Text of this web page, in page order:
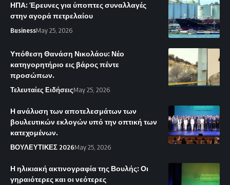
ΗΠΑ: Έρευνες για ύποπτες συναλλαγές
στην αγορά πετρελαίου
BusinessMay 25, 2026
Υπόθεση Θανάση Νικολάου: Νέο
κατηγορητήριο εις βάρος πέντε
προσώπων.
Τελευταίες ΕιδήσειςMay 25, 2026
Η ανάλυση των αποτελεσμάτων των
βουλευτικών εκλογών υπό την οπτική των
κατεχομένων.
ΒΟΥΛΕΥΤΙΚΕΣ 2026May 25, 2026
Η ηλικιακή ακτινογραφία της Βουλής: Οι
γηραιότερες και οι νεότερες